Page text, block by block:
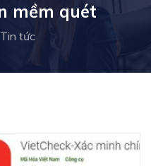
mềm quét
Tin tức